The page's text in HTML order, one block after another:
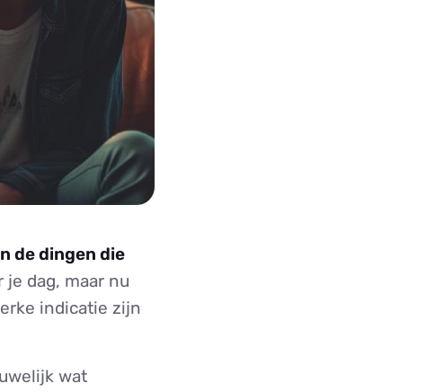
de dingen die
dag, maar nu
indicatie zijn
wat